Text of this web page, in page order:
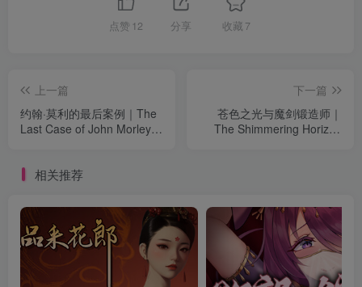
点赞 12 分享 收藏 7
上一篇
约翰·莫利的最后案例｜The
Last Case of John Morley｜
下一篇
苍色之光与魔剑锻造师｜
The Shimmering Horizon
相关推荐